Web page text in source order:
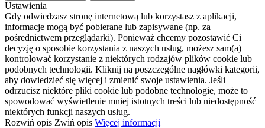
Ustawienia
Gdy odwiedzasz stronę internetową lub korzystasz z aplikacji,
informacje mogą być pobierane lub zapisywane (np. za
pośrednictwem przeglądarki). Ponieważ chcemy pozostawić Ci
decyzję o sposobie korzystania z naszych usług, możesz sam(a)
kontrolować korzystanie z niektórych rodzajów plików cookie lub
podobnych technologii. Kliknij na poszczególne nagłówki kategorii,
aby dowiedzieć się więcej i zmienić swoje ustawienia. Jeśli
odrzucisz niektóre pliki cookie lub podobne technologie, może to
spowodować wyświetlenie mniej istotnych treści lub niedostępność
niektórych funkcji naszych usług.
Rozwiń opis Zwiń opis Więcej informacji